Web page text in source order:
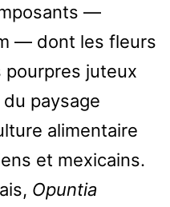
—
— dont les fleurs
pourpres juteux
paysage
alimentaire
et mexicains.
Opuntia